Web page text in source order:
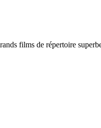
films de répertoire